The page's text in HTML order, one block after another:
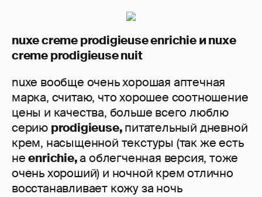
nuxe creme prodigieuse enrichie и nuxe
creme prodigieuse nuit
nuxe вообще очень хорошая аптечная
марка, считаю, что хорошее соотношение
цены и качества, больше всего люблю
серию prodigieuse,питательный дневной
крем, насыщенной текстуры (так же есть
неenrichie,а облегченная версия, тоже
очень хороший) и ночной крем отлично
восстанавливает кожу за ночь